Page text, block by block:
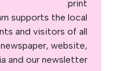
print.
supports the local
and visitors of all
website,
and our newsletter.